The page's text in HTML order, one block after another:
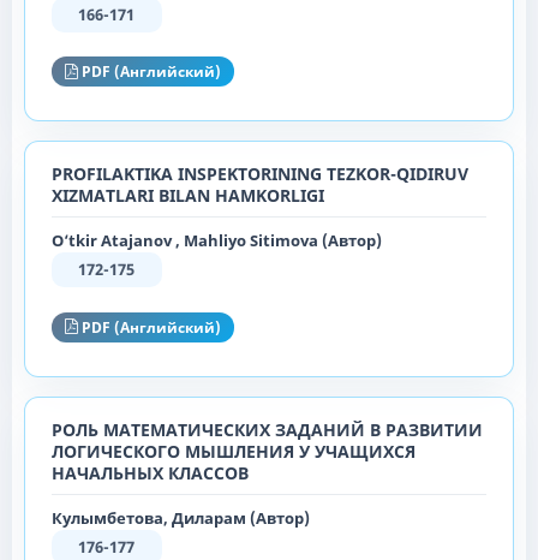
166-171
PDF (Английский)
PROFILAKTIKA INSPEKTORINING TEZKOR-QIDIRUV
XIZMATLARI BILAN HAMKORLIGI
O‘tkir Atajanov , Mahliyo Sitimova (Автор)
172-175
PDF (Английский)
РОЛЬ МАТЕМАТИЧЕСКИХ ЗАДАНИЙ В РАЗВИТИИ
ЛОГИЧЕСКОГО МЫШЛЕНИЯ У УЧАЩИХСЯ
НАЧАЛЬНЫХ КЛАССОВ
Кулымбетова, Диларам (Автор)
176-177